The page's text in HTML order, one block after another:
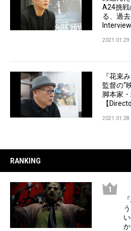
A24挑
る、過
2021.01.29
『花束
監督の“
脚本家
【
2021.01.28
RANKING